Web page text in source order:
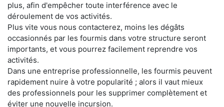
plus, afin d'empêcher toute interférence avec le
déroulement de vos activités.
Plus vite vous nous contacterez, moins les dégâts
occasionnés par les fourmis dans votre structure seront
importants, et vous pourrez facilement reprendre vos
activités.
Dans une entreprise professionnelle, les fourmis peuvent
rapidement nuire à votre popularité ; alors il vaut mieux
des professionnels pour les supprimer complètement et
éviter une nouvelle incursion.